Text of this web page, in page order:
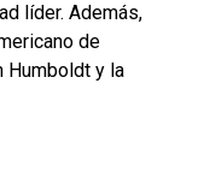
líder. Además,
de
Humboldt y la